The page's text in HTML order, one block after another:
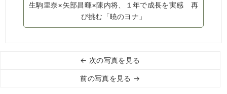
生駒里奈×矢部昌暉×陳内将、１年で成長を実感 再
び挑む「暁のヨナ」
← 次の写真を見る
前の写真を見る →